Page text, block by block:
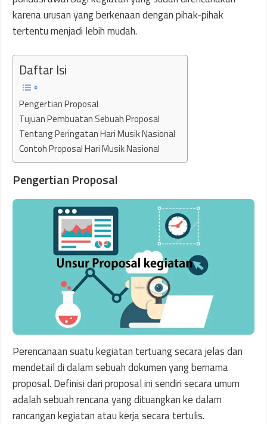
karena urusan yang berkenaan dengan pihak-pihak
tertentu menjadi lebih mudah.
Daftar Isi
Pengertian Proposal
Tujuan Pembuatan Sebuah Proposal
Tentang Peringatan Hari Musik Nasional
Contoh Proposal Hari Musik Nasional
Pengertian Proposal
Perencanaan suatu kegiatan tertuang secara jelas dan
mendetail di dalam sebuah dokumen yang bernama
proposal. Definisi dari proposal ini sendiri secara umum
adalah sebuah rencana yang dituangkan ke dalam
rancangan kegiatan atau kerja secara tertulis.